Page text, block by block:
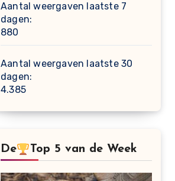
Aantal weergaven laatste 7
dagen:
880
Aantal weergaven laatste 30
dagen:
4.385
De Top 5 van de Week